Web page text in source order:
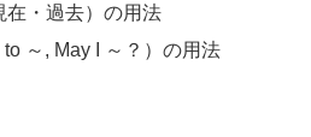
在・過去）の用法
～, May I ～？）の用法